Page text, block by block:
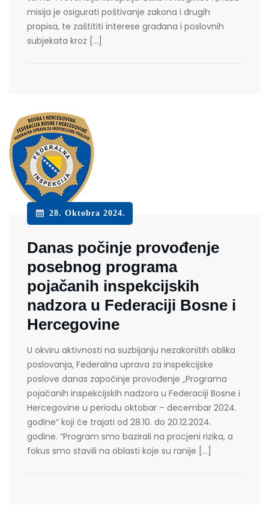
misija je osigurati poštivanje zakona i drugih
propisa, te zaštititi interese građana i poslovnih
subjekata kroz […]
28. Oktobra 2024.
Danas počinje provođenje
posebnog programa
pojačanih inspekcijskih
nadzora u Federaciji Bosne i
Hercegovine
U okviru aktivnosti na suzbijanju nezakonitih oblika
poslovanja, Federalna uprava za inspekcijske
poslove danas započinje provođenje „Programa
pojačanih inspekcijskih nadzora u Federaciji Bosne i
Hercegovine u periodu oktobar – decembar 2024.
godine“ koji će trajati od 28.10. do 20.12.2024.
godine. “Program smo bazirali na procjeni rizika, a
fokus smo stavili na oblasti koje su ranije […]